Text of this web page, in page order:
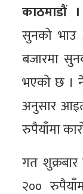
काठमाडौं
सुनको
बजारमा
भएको छ ।
अनुसार
रुपैयाँमा
गत
२००